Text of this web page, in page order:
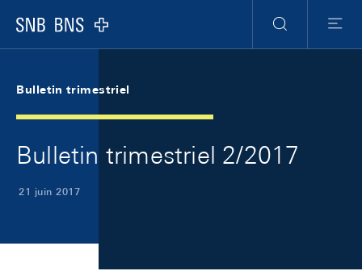
Logo
RechercheMenu
Bulletin trimestriel
Bulletin trimestriel 2/2017
21 juin 2017